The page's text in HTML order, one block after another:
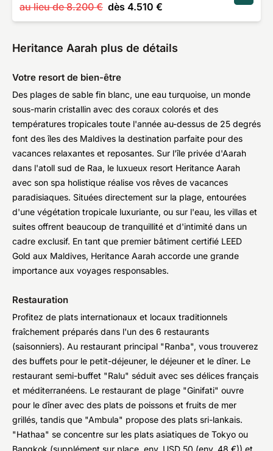
au lieu de 8.200 € dès 4.510 €
Heritance Aarah plus de détails
Votre resort de bien-être
Des plages de sable fin blanc, une eau turquoise, un monde
sous-marin cristallin avec des coraux colorés et des
températures tropicales toute l'année au-dessus de 25 degrés
font des îles des Maldives la destination parfaite pour des
vacances relaxantes et reposantes. Sur l'île privée d'Aarah
dans l'atoll sud de Raa, le luxueux resort Heritance Aarah
avec son spa holistique réalise vos rêves de vacances
paradisiaques. Situées directement sur la plage, entourées
d'une végétation tropicale luxuriante, ou sur l'eau, les villas et
suites offrent beaucoup de tranquillité et d'intimité dans un
cadre exclusif. En tant que premier bâtiment certifié LEED
Gold aux Maldives, Heritance Aarah accorde une grande
importance aux voyages responsables.
Restauration
Profitez de plats internationaux et locaux traditionnels
fraîchement préparés dans l'un des 6 restaurants
(saisonniers). Au restaurant principal "Ranba", vous trouverez
des buffets pour le petit-déjeuner, le déjeuner et le dîner. Le
restaurant semi-buffet "Ralu" séduit avec ses délices français
et méditerranéens. Le restaurant de plage "Ginifati" ouvre
pour le dîner avec des plats de poissons et fruits de mer
grillés, tandis que "Ambula" propose des plats sri-lankais.
"Hathaa" se concentre sur les plats asiatiques de Tokyo ou
Bangkok (supplément sur place, env. USD 50 (env. 48 €)) et